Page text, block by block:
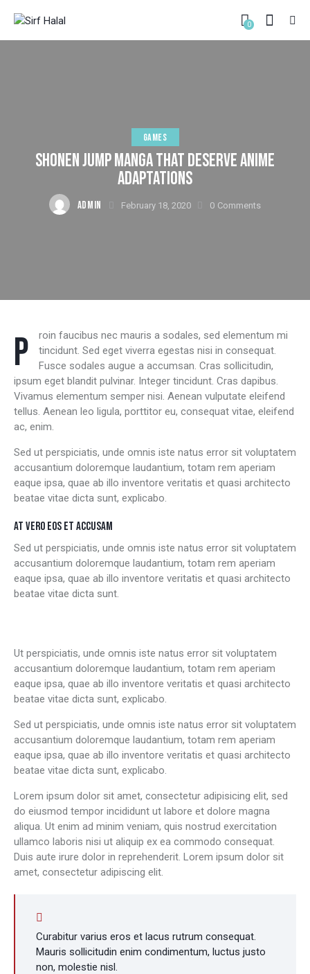
0
GAMES
SHONEN JUMP MANGA THAT DESERVE ANIME
ADAPTATIONS
ADMIN February 18, 2020 0 Comments
Proin faucibus nec mauris a sodales, sed elementum mi
tincidunt. Sed eget viverra egestas nisi in consequat.
Fusce sodales augue a accumsan. Cras sollicitudin,
ipsum eget blandit pulvinar. Integer tincidunt. Cras dapibus.
Vivamus elementum semper nisi. Aenean vulputate eleifend
tellus. Aenean leo ligula, porttitor eu, consequat vitae, eleifend
ac, enim.
Sed ut perspiciatis, unde omnis iste natus error sit voluptatem
accusantium doloremque laudantium, totam rem aperiam
eaque ipsa, quae ab illo inventore veritatis et quasi architecto
beatae vitae dicta sunt, explicabo.
AT VERO EOS ET ACCUSAM
Sed ut perspiciatis, unde omnis iste natus error sit voluptatem
accusantium doloremque laudantium, totam rem aperiam
eaque ipsa, quae ab illo inventore veritatis et quasi architecto
beatae vitae dicta sunt.
Ut perspiciatis, unde omnis iste natus error sit voluptatem
accusantium doloremque laudantium, totam rem aperiam
eaque ipsa, quae ab illo inventore veritatis et quasi architecto
beatae vitae dicta sunt, explicabo.
Sed ut perspiciatis, unde omnis iste natus error sit voluptatem
accusantium doloremque laudantium, totam rem aperiam
eaque ipsa, quae ab illo inventore veritatis et quasi architecto
beatae vitae dicta sunt, explicabo.
Lorem ipsum dolor sit amet, consectetur adipisicing elit, sed
do eiusmod tempor incididunt ut labore et dolore magna
aliqua. Ut enim ad minim veniam, quis nostrud exercitation
ullamco laboris nisi ut aliquip ex ea commodo consequat.
Duis aute irure dolor in reprehenderit. Lorem ipsum dolor sit
amet, consectetur adipiscing elit.
Curabitur varius eros et lacus rutrum consequat.
Mauris sollicitudin enim condimentum, luctus justo
non, molestie nisl.